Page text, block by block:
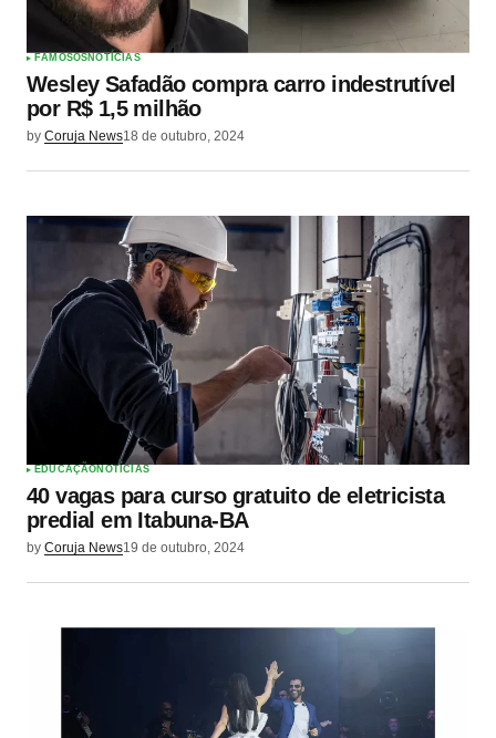
FAMOSOSNOTÍCIAS
Wesley Safadão compra carro indestrutível
por R$ 1,5 milhão
by Coruja News18 de outubro, 2024
EDUCAÇÃONOTÍCIAS
40 vagas para curso gratuito de eletricista
predial em Itabuna-BA
by Coruja News19 de outubro, 2024